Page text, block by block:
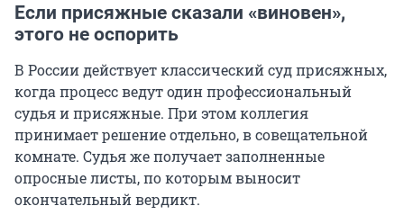
Если присяжные сказали «виновен»,
этого не оспорить
В России действует классический суд присяжных,
когда процесс ведут один профессиональный
судья и присяжные. При этом коллегия
принимает решение отдельно, в совещательной
комнате. Судья же получает заполненные
опросные листы, по которым выносит
окончательный вердикт.